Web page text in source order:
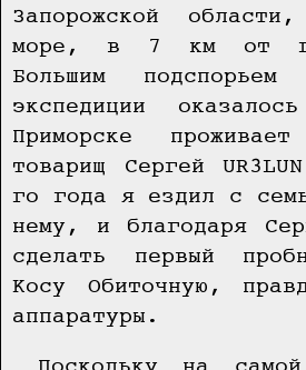
Запорожской
море, в 7 км от г.
Большим
экспедиции
Приморске
товарищ Сергей
го года я ездил с
нему, и благодаря
сделать первый
Косу Обиточную,
аппаратуры.